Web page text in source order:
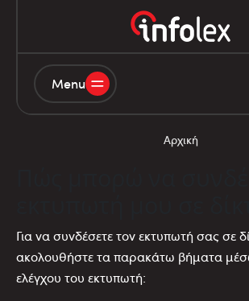
Menu
Αρχική
Για να συνδέσετε τον εκτυπωτή σας σε
ακολουθήστε τα παρακάτω βήματα
ελέγχου του εκτυπωτή: